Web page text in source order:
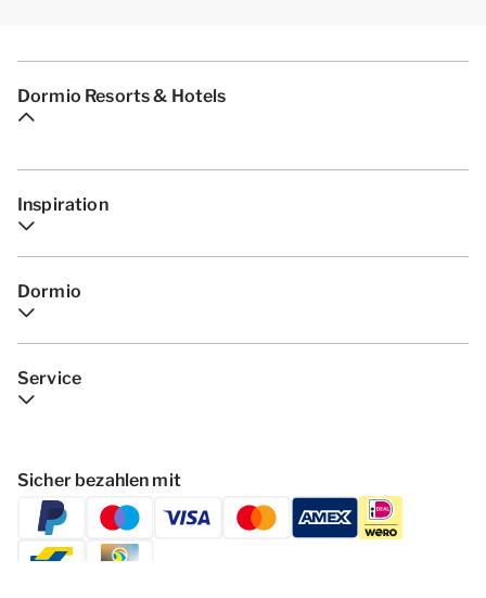
Dormio Resorts & Hotels
Inspiration
Dormio
Service
Sicher bezahlen mit